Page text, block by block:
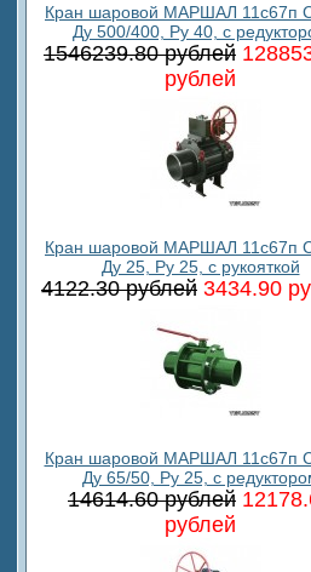
Кран шаровой МАРШАЛ 11с67п
Ду 500/400, Ру 40, с
1546239.80 рублей
рублей
Кран шаровой МАРШАЛ 11с67п
Ду 25, Ру 25, с рукояткой
4122.30 рублей 3434.90
Кран шаровой МАРШАЛ 11с67п
Ду 65/50, Ру 25, с
14614.60 рублей
рублей